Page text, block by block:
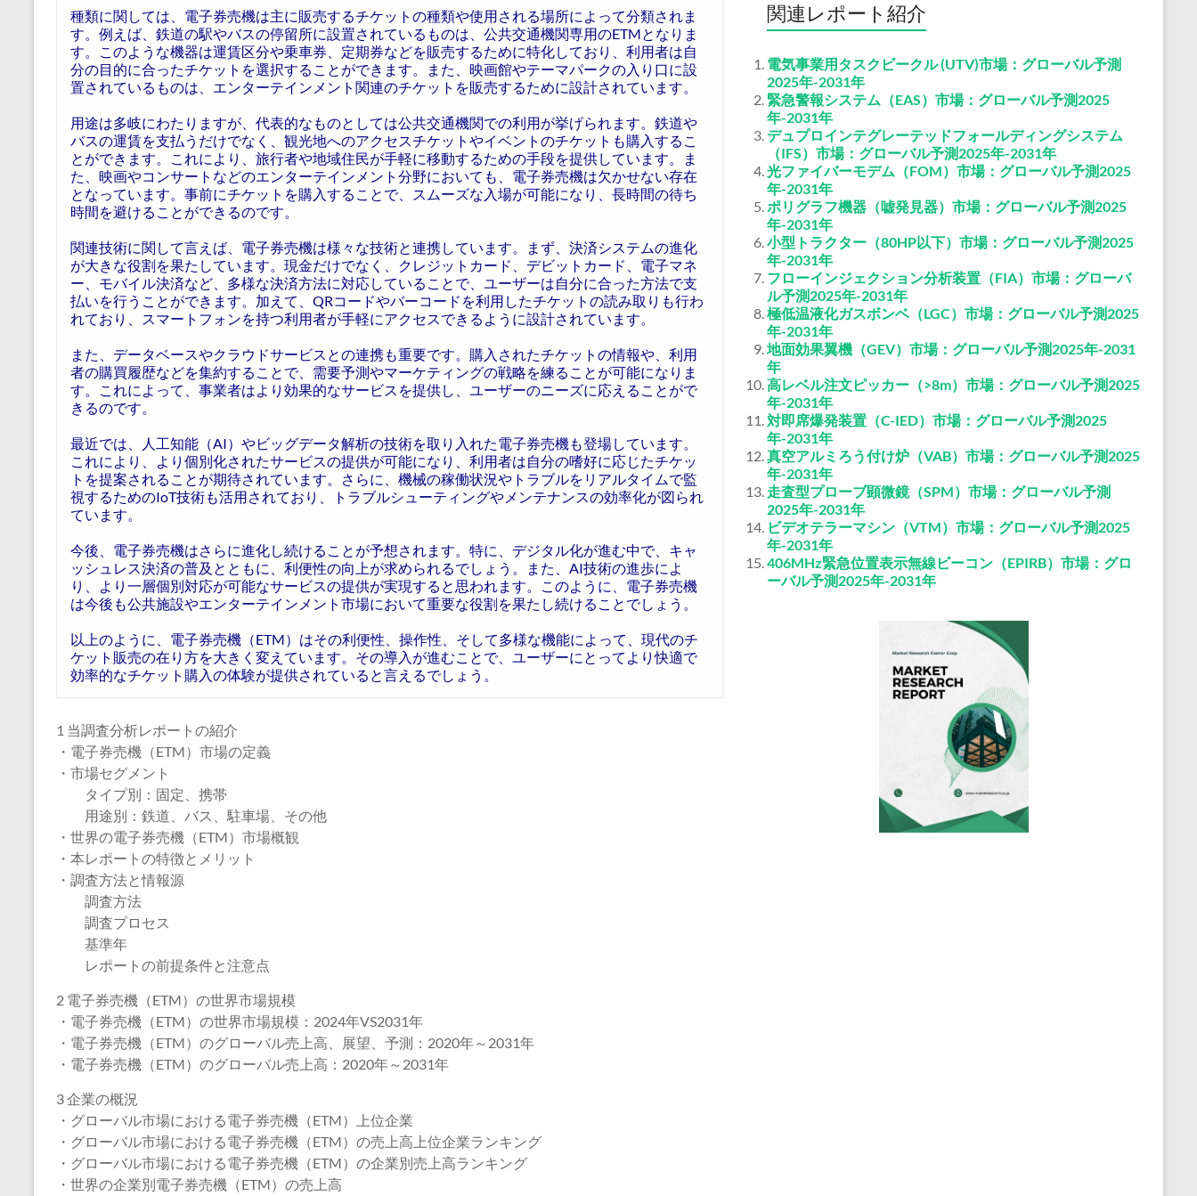
種類に関しては、電子券売機は主に販売するチケットの種類や使用される場所によって分類されま
す。例えば、鉄道の駅やバスの停留所に設置されているものは、公共交通機関専用のETMとなりま
す。このような機器は運賃区分や乗車券、定期券などを販売するために特化しており、利用者は自
分の目的に合ったチケットを選択することができます。また、映画館やテーマパークの入り口に設
置されているものは、エンターテインメント関連のチケットを販売するために設計されています。
用途は多岐にわたりますが、代表的なものとしては公共交通機関での利用が挙げられます。鉄道や
バスの運賃を支払うだけでなく、観光地へのアクセスチケットやイベントのチケットも購入するこ
とができます。これにより、旅行者や地域住民が手軽に移動するための手段を提供しています。ま
た、映画やコンサートなどのエンターテインメント分野においても、電子券売機は欠かせない存在
となっています。事前にチケットを購入することで、スムーズな入場が可能になり、長時間の待ち
時間を避けることができるのです。
関連技術に関して言えば、電子券売機は様々な技術と連携しています。まず、決済システムの進化
が大きな役割を果たしています。現金だけでなく、クレジットカード、デビットカード、電子マネ
ー、モバイル決済など、多様な決済方法に対応していることで、ユーザーは自分に合った方法で支
払いを行うことができます。加えて、QRコードやバーコードを利用したチケットの読み取りも行わ
れており、スマートフォンを持つ利用者が手軽にアクセスできるように設計されています。
また、データベースやクラウドサービスとの連携も重要です。購入されたチケットの情報や、利用
者の購買履歴などを集約することで、需要予測やマーケティングの戦略を練ることが可能になりま
す。これによって、事業者はより効果的なサービスを提供し、ユーザーのニーズに応えることがで
きるのです。
最近では、人工知能（AI）やビッグデータ解析の技術を取り入れた電子券売機も登場しています。
これにより、より個別化されたサービスの提供が可能になり、利用者は自分の嗜好に応じたチケッ
トを提案されることが期待されています。さらに、機械の稼働状況やトラブルをリアルタイムで監
視するためのIoT技術も活用されており、トラブルシューティングやメンテナンスの効率化が図られ
ています。
今後、電子券売機はさらに進化し続けることが予想されます。特に、デジタル化が進む中で、キャ
ッシュレス決済の普及とともに、利便性の向上が求められるでしょう。また、AI技術の進歩によ
り、より一層個別対応が可能なサービスの提供が実現すると思われます。このように、電子券売機
は今後も公共施設やエンターテインメント市場において重要な役割を果たし続けることでしょう。
以上のように、電子券売機（ETM）はその利便性、操作性、そして多様な機能によって、現代のチ
ケット販売の在り方を大きく変えています。その導入が進むことで、ユーザーにとってより快適で
効率的なチケット購入の体験が提供されていると言えるでしょう。
1 当調査分析レポートの紹介
・電子券売機（ETM）市場の定義
・市場セグメント
タイプ別：固定、携帯
用途別：鉄道、バス、駐車場、その他
・世界の電子券売機（ETM）市場概観
・本レポートの特徴とメリット
・調査方法と情報源
調査方法
調査プロセス
基準年
レポートの前提条件と注意点
2 電子券売機（ETM）の世界市場規模
・電子券売機（ETM）の世界市場規模：2024年VS2031年
・電子券売機（ETM）のグローバル売上高、展望、予測：2020年～2031年
・電子券売機（ETM）のグローバル売上高：2020年～2031年
3 企業の概況
・グローバル市場における電子券売機（ETM）上位企業
・グローバル市場における電子券売機（ETM）の売上高上位企業ランキング
・グローバル市場における電子券売機（ETM）の企業別売上高ランキング
・世界の企業別電子券売機（ETM）の売上高
関連レポート紹介
電気事業用タスクビークル (UTV)市場：グローバル予測
2025年-2031年
緊急警報システム（EAS）市場：グローバル予測2025
年-2031年
デュプロインテグレーテッドフォールディングシステム
（IFS）市場：グローバル予測2025年-2031年
光ファイバーモデム（FOM）市場：グローバル予測2025
年-2031年
ポリグラフ機器（嘘発見器）市場：グローバル予測2025
年-2031年
小型トラクター（80HP以下）市場：グローバル予測2025
年-2031年
フローインジェクション分析装置（FIA）市場：グローバ
ル予測2025年-2031年
極低温液化ガスボンベ（LGC）市場：グローバル予測2025
年-2031年
地面効果翼機（GEV）市場：グローバル予測2025年-2031
年
高レベル注文ピッカー（>8m）市場：グローバル予測2025
年-2031年
対即席爆発装置（C-IED）市場：グローバル予測2025
年-2031年
真空アルミろう付け炉（VAB）市場：グローバル予測2025
年-2031年
走査型プローブ顕微鏡（SPM）市場：グローバル予測
2025年-2031年
ビデオテラーマシン（VTM）市場：グローバル予測2025
年-2031年
406MHz緊急位置表示無線ビーコン（EPIRB）市場：グロ
ーバル予測2025年-2031年